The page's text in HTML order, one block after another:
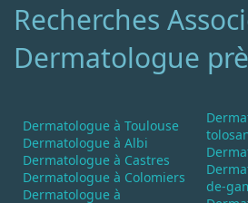
Recherches
Dermatologue
Dermatologue à Toulouse
Dermatologue à Albi
Dermatologue à Castres
Dermatologue à Colomiers
Dermatologue à
de-